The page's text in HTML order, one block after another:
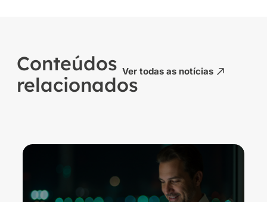
Conteúdos
relacionados
Ver todas as notícias